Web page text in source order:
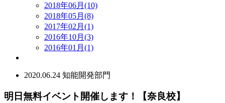
2018年06月(10)
2018年05月(8)
2017年02月(1)
2016年10月(3)
2016年01月(1)
2020.06.24 知能開発部門
明日無料イベント開催します！【奈良校】